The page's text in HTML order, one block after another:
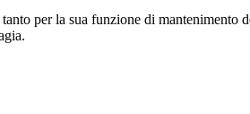
per la sua funzione di